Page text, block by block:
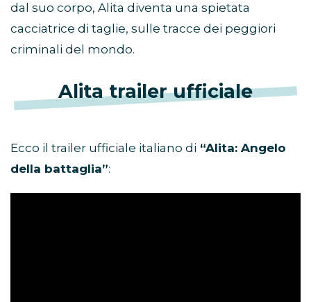
dal suo corpo, Alita diventa una spietata
cacciatrice di taglie, sulle tracce dei peggiori
criminali del mondo.
Alita trailer ufficiale
Ecco il trailer ufficiale italiano di “Alita: Angelo
della battaglia”: